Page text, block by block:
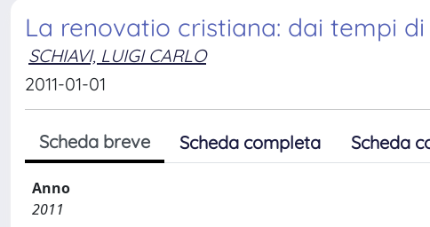
La renovatio cristiana: dai tempi
SCHIAVI, LUIGI CARLO
2011-01-01
Scheda breve Scheda completa Scheda
Anno
2011